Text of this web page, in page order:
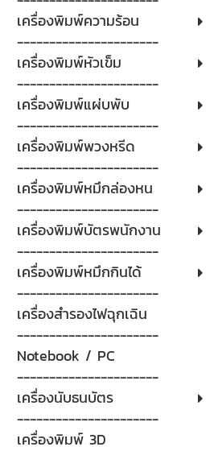
เครื่องพิมพ์ความร้อน
----------------------
เครื่องพิมพ์หัวเข็ม
----------------------
เครื่องพิมพ์แผ่บพับ
----------------------
เครื่องพิมพ์พวงหรีด
----------------------
เครื่องพิมพ์หมึกล่องหน
----------------------
เครื่องพิมพ์บัตรพนักงาน
----------------------
เครื่องพิมพ์หมึกกินได้
----------------------
เครื่องสำรองไฟฉุกเฉิน
----------------------
Notebook / PC
----------------------
เครื่องนับธนบัตร
----------------------
เครื่องพิมพ์ 3D